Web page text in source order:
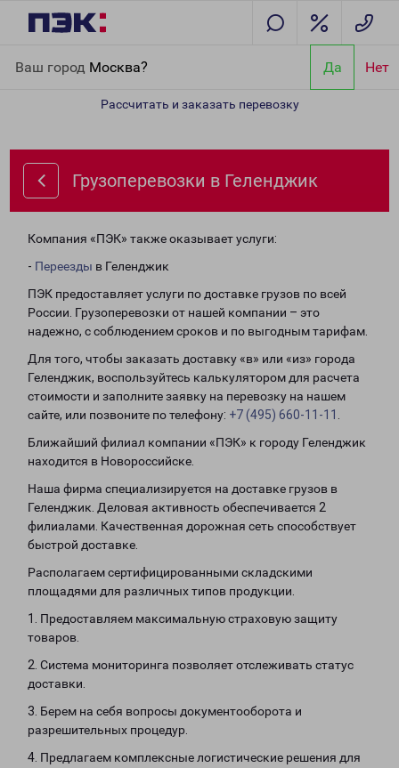
Ваш город Москва? Да Нет
Рассчитать и заказать перевозку
Грузоперевозки в Геленджик
Компания «ПЭК» также оказывает услуги:
- Переезды в Геленджик
ПЭК предоставляет услуги по доставке грузов по всей
России. Грузоперевозки от нашей компании – это
надежно, с соблюдением сроков и по выгодным тарифам.
Для того, чтобы заказать доставку «в» или «из» города
Геленджик, воспользуйтесь калькулятором для расчета
стоимости и заполните заявку на перевозку на нашем
сайте, или позвоните по телефону: +7 (495) 660-11-11
Ближайший филиал компании «ПЭК» к городу Геленджик
находится в Новороссийске.
Наша фирма специализируется на доставке грузов в
Геленджик. Деловая активность обеспечивается 2
филиалами. Качественная дорожная сеть способствует
быстрой доставке.
Располагаем сертифицированными складскими
площадями для различных типов продукции.
1. Предоставляем максимальную страховую защиту
товаров.
2. Система мониторинга позволяет отслеживать статус
доставки.
3. Берем на себя вопросы документооборота и
разрешительных процедур.
4. Предлагаем комплексные логистические решения для